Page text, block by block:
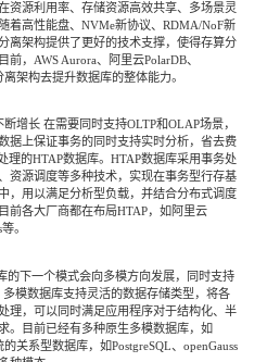
资源利用率、存储资源高效共享、多场景灵
着高性能盘、NVMe新协议、RDMA/NoF新
离架构提供了更好的技术支撑，使得存算分
，AWS Aurora、阿里云PolarDB、
架构去提升数据库的整体能力。
增长 在需要同时支持OLTP和OLAP场景，
据上保证事务的同时支持实时分析，省去费
理的HTAP数据库。HTAP数据库采用事务处
资源调度等多种技术，实现在事务型行存基
，用以满足分析型负载，并结合分布式调度
前各大厂商都在布局HTAP，如阿里云
。
的下一个模式会向多模方向发展，同时支持
模数据库支持灵活的数据存储类型，将各
理，可以同时满足应用程序对于结构化、半
。目前已经有多种原生多模数据库，如
关系型数据库，如PostgreSQL、openGauss